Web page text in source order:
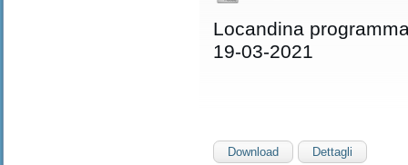
Locandina
19-03-2021
Download Dettagli